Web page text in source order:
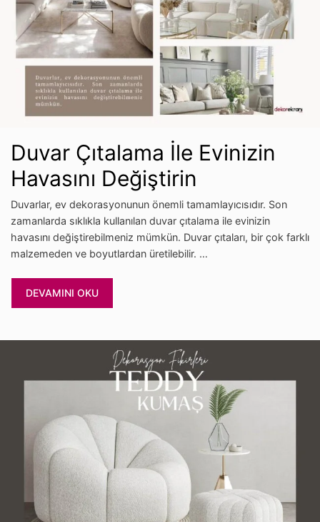
Duvar Çıtalama İle Evinizin
Havasını Değiştirin
Duvarlar, ev dekorasyonunun önemli tamamlayıcısıdır. Son
zamanlarda sıklıkla kullanılan duvar çıtalama ile evinizin
havasını değiştirebilmeniz mümkün. Duvar çıtaları, bir çok farklı
malzemeden ve boyutlardan üretilebilir. …
DEVAMINI OKU